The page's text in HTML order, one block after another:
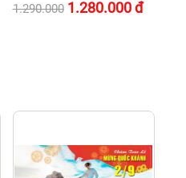
1.290.000 1.280.000đ